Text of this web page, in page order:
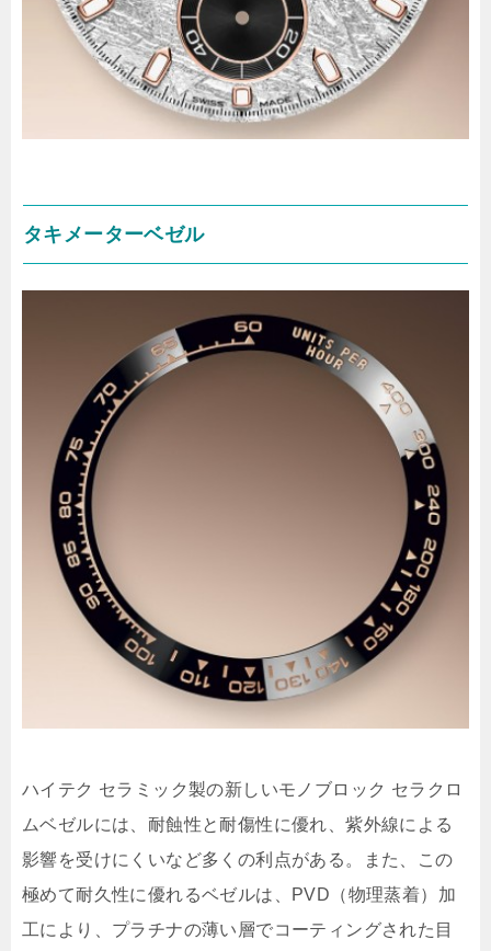
タキメーターベゼル
ハイテク セラミック製の新しいモノブロック セラクロ
ムベゼルには、耐蝕性と耐傷性に優れ、紫外線による
影響を受けにくいなど多くの利点がある。また、この
極めて耐久性に優れるベゼルは、PVD（物理蒸着）加
工により、プラチナの薄い層でコーティングされた目